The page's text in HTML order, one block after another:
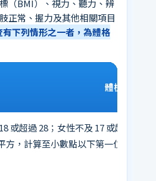
（BMI）、視力、聽力、辨
正常、握力及其他相關項目
有下列情形之一者，為體格
體檢標準說
或超過 28；女性不及 17 或超過 26
方，計算至小數點以下第一位，小數